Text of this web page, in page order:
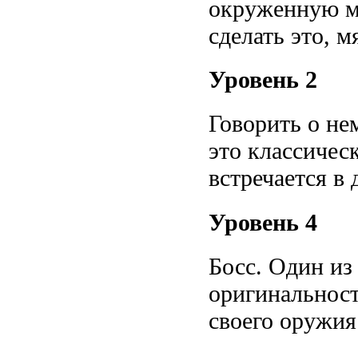
окруженную
сделать это,
Уровень 2
Говорить о
это
встречается
Уровень 4
Босс. Один из
своего